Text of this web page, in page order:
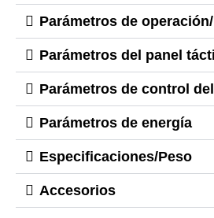
Parámetros de
Parámetros del panel
Parámetros de control
Parámetros de energía
Especificaciones/Peso
Accesorios